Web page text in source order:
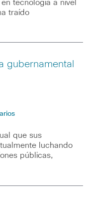
tecnología a nivel
traído
gubernamental
que sus
luchando
públicas,